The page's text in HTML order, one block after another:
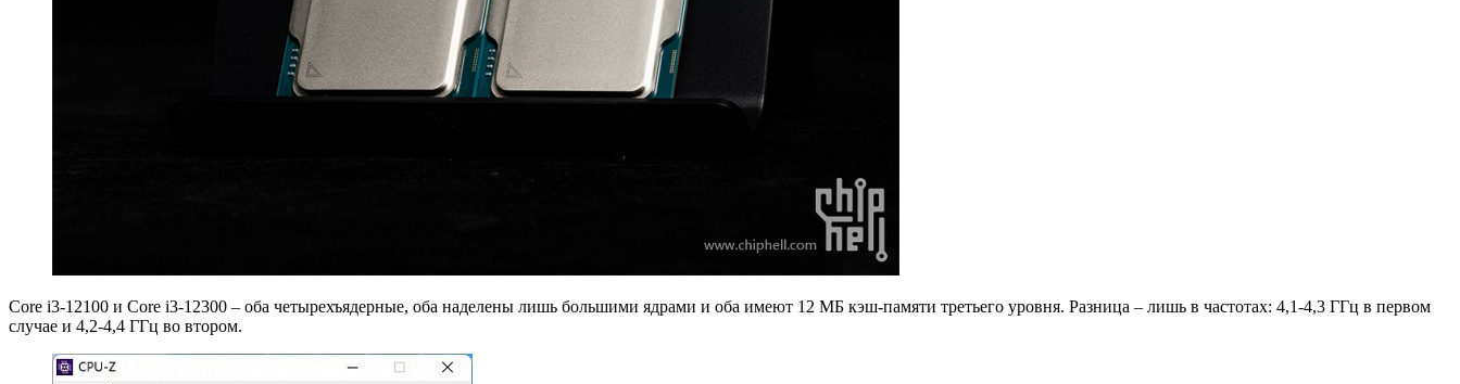
Core i3-12100 и Core i3-12300 – оба четырехъядерные, оба наделены лишь большими ядрами и оба имеют 12 МБ кэш-памяти третьего уровня. Разница – лишь в частотах: 4,1-4,3 ГГц в первом
случае и 4,2-4,4 ГГц во втором.